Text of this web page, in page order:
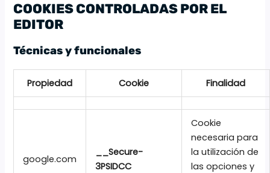
COOKIES CONTROLADAS POR EL
EDITOR
Técnicas y funcionales
Propiedad Cookie Finalidad
google.com
__Secure-
3PSIDCC
Cookie
necesaria para
la utilización de
las opciones y